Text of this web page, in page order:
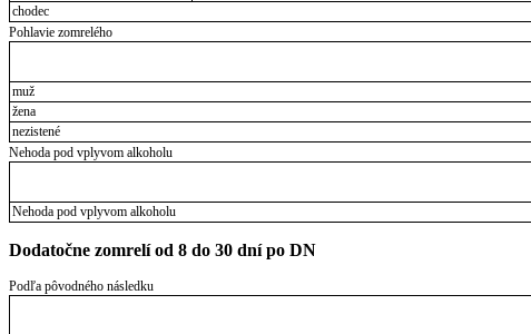
chodec
Pohlavie zomrelého
muž
žena
nezistené
Nehoda pod vplyvom alkoholu
Nehoda pod vplyvom alkoholu
Dodatočne zomrelí od 8 do 30 dní po DN
Podľa pôvodného následku